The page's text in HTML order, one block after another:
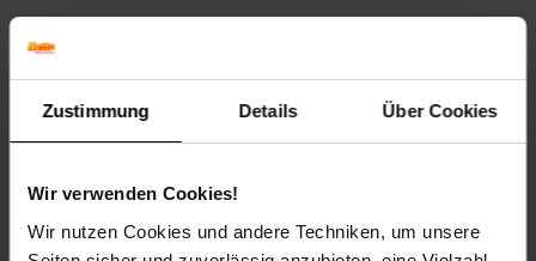
Zustimmung Details Über Cookies
Wir verwenden Cookies!
Wir nutzen Cookies und andere Techniken, um unsere
Versandinformationen